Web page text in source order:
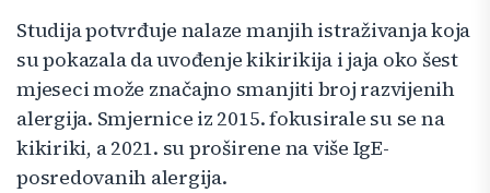
Studija potvrđuje nalaze manjih istraživanja koja
su pokazala da uvođenje kikirikija i jaja oko šest
mjeseci može značajno smanjiti broj razvijenih
alergija. Smjernice iz 2015. fokusirale su se na
kikiriki, a 2021. su proširene na više IgE-
posredovanih alergija.